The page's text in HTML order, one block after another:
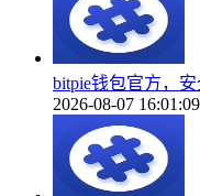
bitpie钱包官方，
2026-08-07 16:01:09